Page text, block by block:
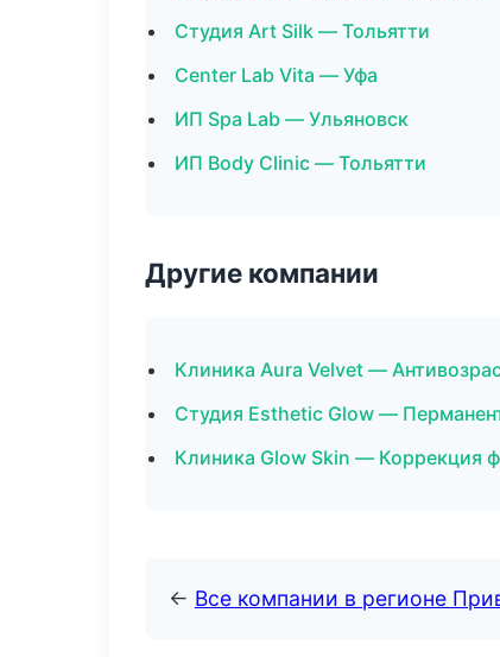
Студия Art Silk — Тольятти
Center Lab Vita — Уфа
ИП Spa Lab — Ульяновск
ИП Body Clinic — Тольятти
Другие компании
Клиника Aura Velvet —
Студия Esthetic Glow —
Клиника Glow Skin — Коррекция
← Все компании в регионе